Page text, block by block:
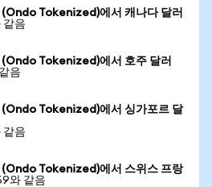
Tokenized)에서 캐나다 달러
같음
Tokenized)에서 호주 달러
음
Tokenized)에서 싱가포르 달
같음
Tokenized)에서 스위스 프랑
와 같음